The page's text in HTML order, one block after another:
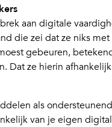
aan digitale
die zei dat ze niks
gebeuren,
ze hierin afhankelijk
als
van je eigen